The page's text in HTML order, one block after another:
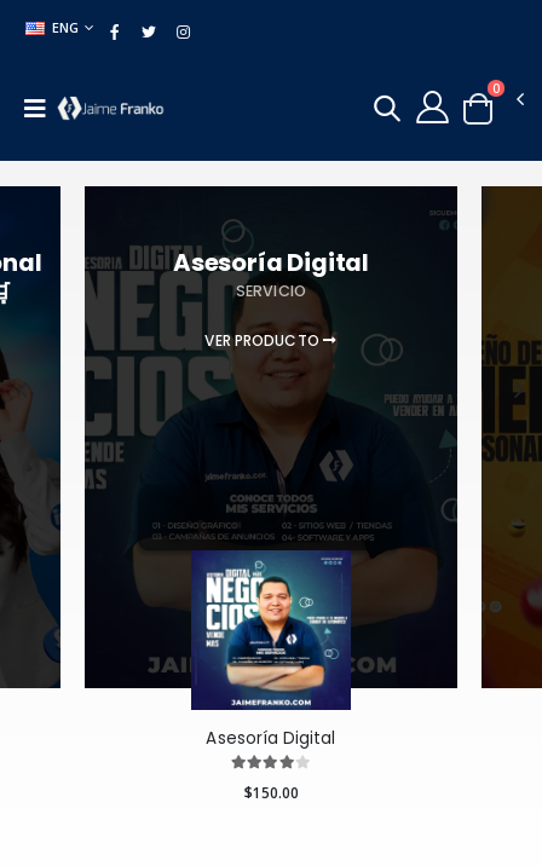
ENG
0
Asesoría Digital
SERVICIO
VER PRODUCTO
Asesoría Digital
$150.00